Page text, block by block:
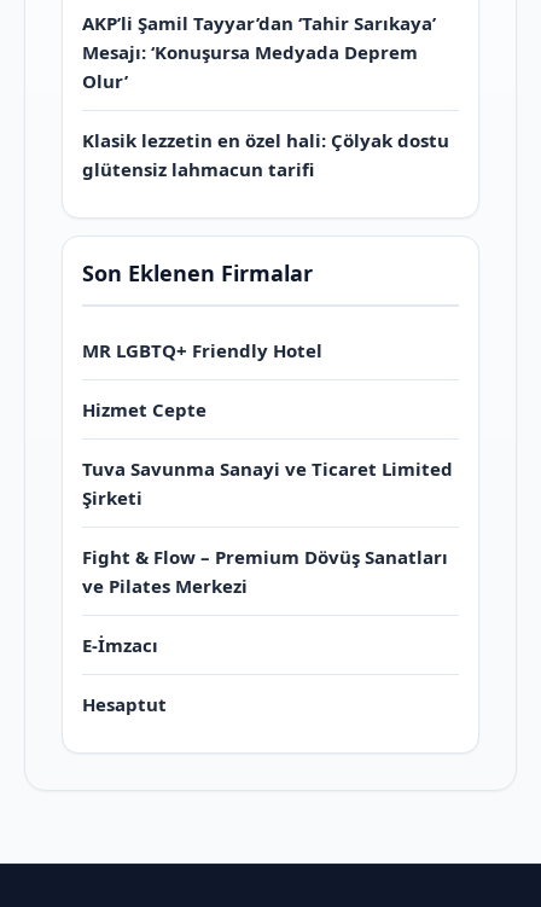
AKP’li Şamil Tayyar’dan ‘Tahir Sarıkaya’
Mesajı: ‘Konuşursa Medyada Deprem
Olur’
Klasik lezzetin en özel hali: Çölyak dostu
glütensiz lahmacun tarifi
Son Eklenen Firmalar
MR LGBTQ+ Friendly Hotel
Hizmet Cepte
Tuva Savunma Sanayi ve Ticaret Limited
Şirketi
Fight & Flow – Premium Dövüş Sanatları
ve Pilates Merkezi
E-İmzacı
Hesaptut